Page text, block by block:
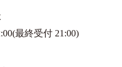
最終受付 21:00)